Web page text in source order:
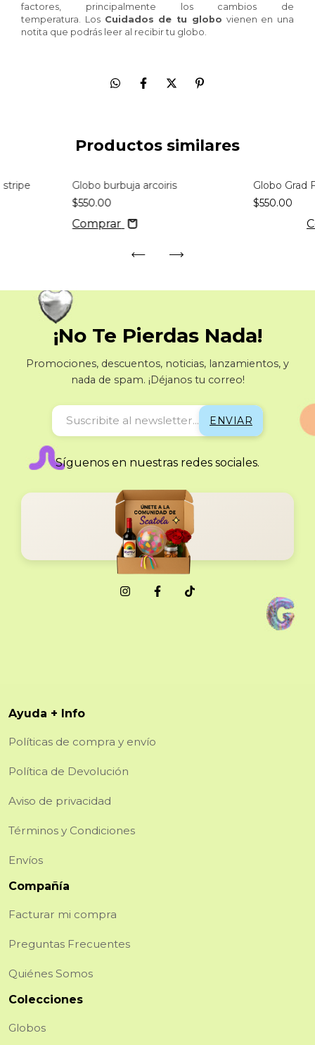
factores, principalmente los cambios de
temperatura. Los Cuidados de tu globo vienen en una
notita que podrás leer al recibir tu globo.
Productos similares
stripe
Globo burbuja arcoiris
$550.00
Comprar
Globo Grad
$550.00
¡No Te Pierdas Nada!
Promociones, descuentos, noticias, lanzamientos, y
nada de spam. ¡Déjanos tu correo!
Síguenos en nuestras redes sociales.
Ayuda + Info
Políticas de compra y envío
Política de Devolución
Aviso de privacidad
Términos y Condiciones
Envíos
Compañía
Facturar mi compra
Preguntas Frecuentes
Quiénes Somos
Colecciones
Globos